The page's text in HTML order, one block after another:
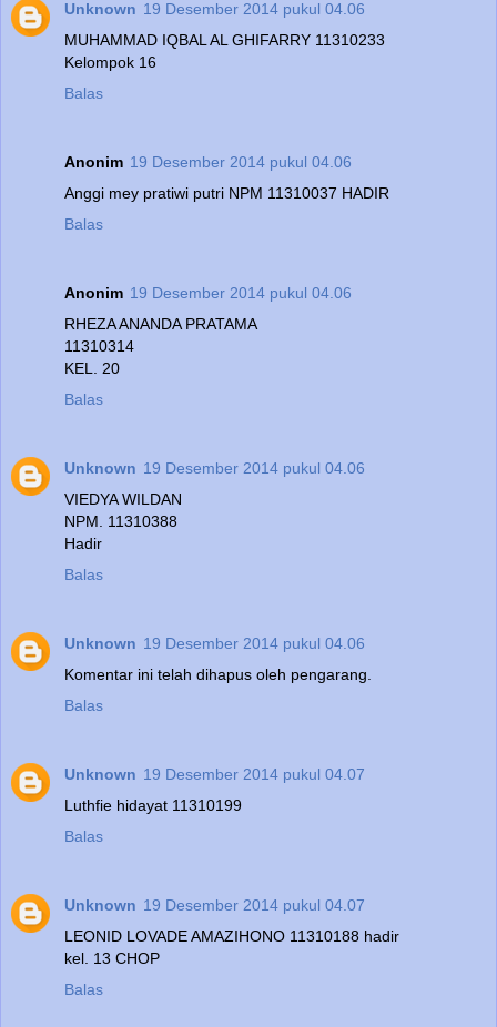
Unknown 19 Desember 2014 pukul 04.06
MUHAMMAD IQBAL AL GHIFARRY 11310233
Kelompok 16
Balas
Anonim 19 Desember 2014 pukul 04.06
Anggi mey pratiwi putri NPM 11310037 HADIR
Balas
Anonim 19 Desember 2014 pukul 04.06
RHEZA ANANDA PRATAMA
11310314
KEL. 20
Balas
Unknown 19 Desember 2014 pukul 04.06
VIEDYA WILDAN
NPM. 11310388
Hadir
Balas
Unknown 19 Desember 2014 pukul 04.06
Komentar ini telah dihapus oleh pengarang.
Balas
Unknown 19 Desember 2014 pukul 04.07
Luthfie hidayat 11310199
Balas
Unknown 19 Desember 2014 pukul 04.07
LEONID LOVADE AMAZIHONO 11310188 hadir
kel. 13 CHOP
Balas